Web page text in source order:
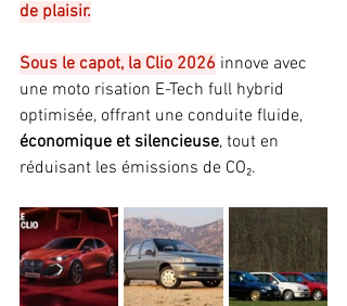
de plaisir.
Sous le capot, la Clio 2026 innove avec
une moto risation E-Tech full hybrid
optimisée, offrant une conduite fluide,
économique et silencieuse, tout en
réduisant les émissions de CO₂.